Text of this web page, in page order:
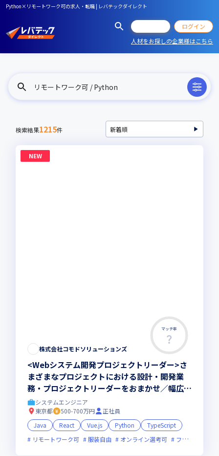
Python×リモートワーク可の求人・転職 | レバテックダイレクト
ログイン
人材をお探しの企業様はこちら
リモートワーク可 / Python
検索結果1215件
NEW
マッチ率
株式会社コモドソリューションズ
<Webシステム開発プロジェクトリーダー>さ
まざまなプロジェクトにおける設計・開発業
務・プロジェクトリーダーをおまかせ／幅広い
業種や技術分野の開発案件多数
システムエンジニア
東京都
500-700万円
正社員
Java
React Vue.js Python
TypeScript
リモートワーク可
服装自由 オンライン選考可 フレックス制度あり